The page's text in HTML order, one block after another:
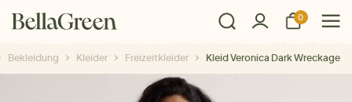
0
Bekleidung Kleider Freizeitkleider Kleid Veronica Dark Wreckage